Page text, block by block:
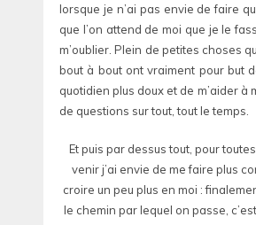
lorsque je n’ai pas envie de faire
que l’on attend de moi que je le
m’oublier. Plein de petites choses
bout à bout ont vraiment pour but
quotidien plus doux et de m’aider à
de questions sur tout, tout le temps.
Et puis par dessus tout, pour
venir j’ai envie de me faire plus
croire un peu plus en moi :
le chemin par lequel on passe,